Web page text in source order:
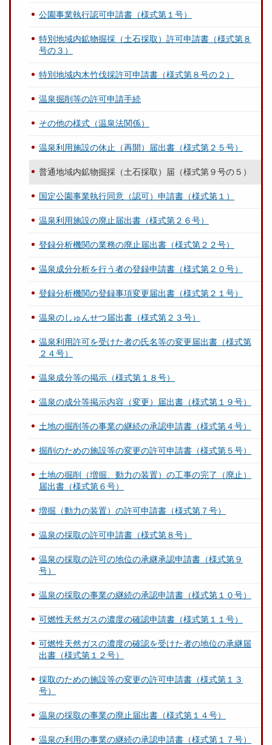
公園事業執行認可申請書（様式第１号）
特別地域内鉱物掘採（土石採取）許可申請書（様式第８
号の３）
特別地域内木竹伐採許可申請書（様式第８号の２）
温泉掘削等の許可申請手続
その他の様式（温泉法関係）
温泉利用施設の休止（再開）届出書（様式第２５号）
普通地域内鉱物掘採（土石採取）届（様式第９号の５）
国定公園事業執行同意（認可）申請書（様式第１）
温泉利用施設の廃止届出書（様式第２６号）
登録分析機関の業務の廃止届出書（様式第２２号）
温泉成分分析を行う者の登録申請書（様式第２０号）
登録分析機関の登録事項変更届出書（様式第２１号）
温泉のしゅんせつ届出書（様式第２３号）
温泉利用許可を受けた者の氏名等の変更届出書（様式第
２４号）
温泉成分等の掲示（様式第１８号）
温泉の成分等掲示内容（変更）届出書（様式第１９号）
土地の掘削等の事業の継続の承認申請書（様式第４号）
掘削のための施設等の変更の許可申請書（様式第５号）
土地の掘削（増掘、動力の装置）の工事の完了（廃止）
届出書（様式第６号）
増掘（動力の装置）の許可申請書（様式第７号）
温泉の採取の許可申請書（様式第８号）
温泉の採取の許可の地位の承継承認申請書（様式第９
号）
温泉の採取の事業の継続の承認申請書（様式第１０号）
可燃性天然ガスの濃度の確認申請書（様式第１１号）
可燃性天然ガスの濃度の確認を受けた者の地位の承継届
出書（様式第１２号）
採取のための施設等の変更の許可申請書（様式第１３
号）
温泉の採取の事業の廃止届出書（様式第１４号）
温泉の利用の事業の継続の承認申請書（様式第１７号）